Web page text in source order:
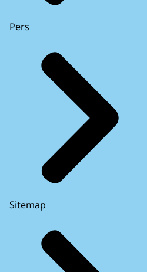
Pers
Sitemap